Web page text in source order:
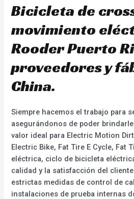
Bicicleta de
movimiento
Rooder Puerto
proveedores y
China.
Siempre hacemos el trabajo para
asegurándonos de poder
valor ideal para Electric Motion
Electric Bike, Fat Tire E Cycle, Fat
eléctrica, ciclo de bicicleta
calidad y la satisfacción del
estrictas medidas de control de
instalaciones de prueba internas